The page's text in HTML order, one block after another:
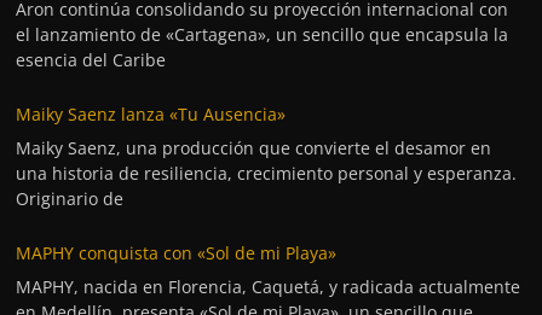
Aron continúa consolidando su proyección internacional con
el lanzamiento de «Cartagena», un sencillo que encapsula la
esencia del Caribe
Maiky Saenz lanza «Tu Ausencia»
Maiky Saenz, una producción que convierte el desamor en
una historia de resiliencia, crecimiento personal y esperanza.
Originario de
MAPHY conquista con «Sol de mi Playa»
MAPHY, nacida en Florencia, Caquetá, y radicada actualmente